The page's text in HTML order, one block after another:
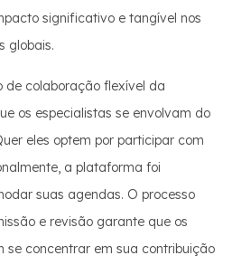
significativo e tangível nos
globais.
de colaboração flexível da
os especialistas se envolvam do
eles optem por participar com
a plataforma foi
suas agendas. O processo
e revisão garante que os
se concentrar em sua contribuição